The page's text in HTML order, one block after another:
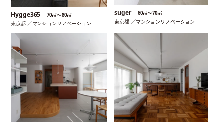
Hygge365 70㎡〜80㎡
東京都 ／マンションリノベーション
suger 60㎡〜70㎡
東京都 ／マンションリノベーション